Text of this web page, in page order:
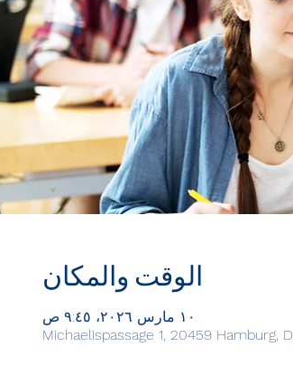
الوقت والمكان
١٠ مارس ٢٠٢٦، ٩:٤٥ ص